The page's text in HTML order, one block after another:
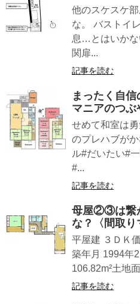
他のスケスケ
な。 バストイ
息…とはいかな
関扉...
記事を読む
まったく自
マニアのつぶ
せめて和室は
のプレハブが
ル#だいたい#
#...
記事を読む
母屋②③は繋
な？〈間取り
平屋建 ３ＤＫ
築年月 1994年
106.82m²土地
記事を読む